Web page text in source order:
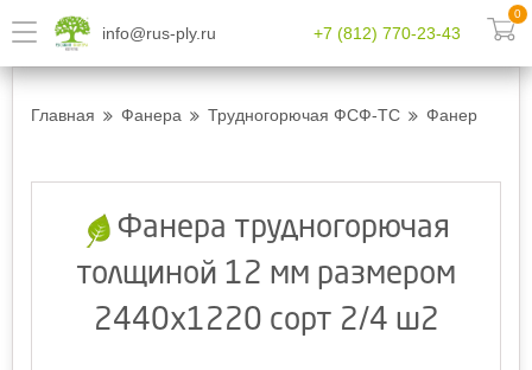
info@rus-ply.ru +7 (812) 770-23-43
0
Главная Фанера Трудногорючая ФСФ-ТС Фанера
Фанера трудногорючая
толщиной 12 мм размером
2440х1220 сорт 2/4 ш2